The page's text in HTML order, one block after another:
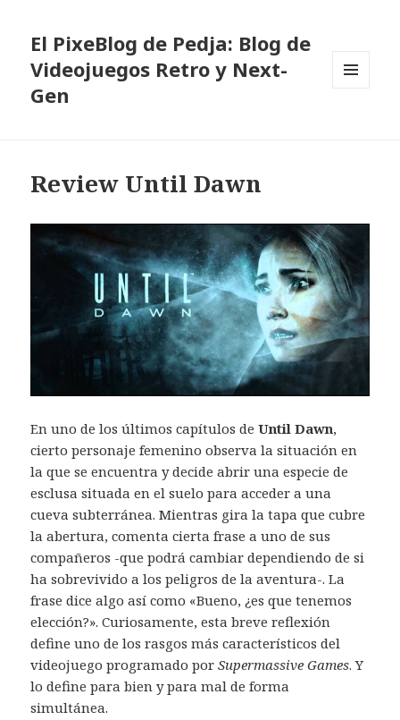
El PixeBlog de Pedja: Blog de
Videojuegos Retro y Next-
Gen
Review Until Dawn
En uno de los últimos capítulos deUntil Dawn,
cierto personaje femenino observa la situación en
la que se encuentra y decide abrir una especie de
esclusa situada en el suelo para acceder a una
cueva subterránea. Mientras gira la tapa que cubre
la abertura, comenta cierta frase a uno de sus
compañeros -que podrá cambiar dependiendo de si
ha sobrevivido a los peligros de la aventura-. La
frase dice algo así como «Bueno, ¿es que tenemos
elección?». Curiosamente, esta breve reflexión
define uno de los rasgos más característicos del
videojuego programado porSupermassive Games. Y
lo define para bien y para mal de forma
simultánea.